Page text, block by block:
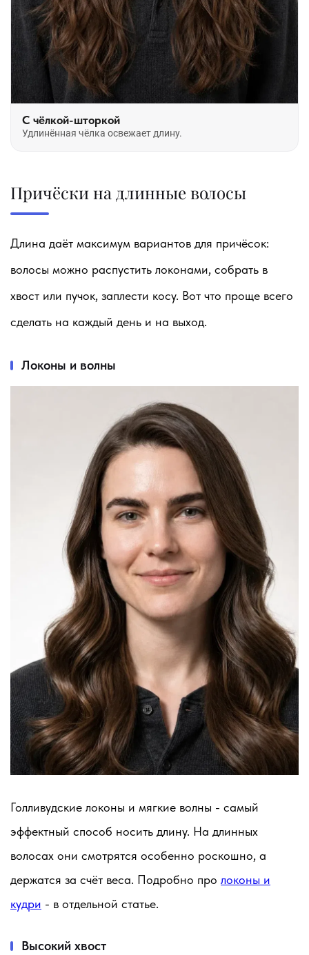
С чёлкой-шторкой
Удлинённая чёлка освежает длину.
Причёски на длинные волосы
Длина даёт максимум вариантов для причёсок:
волосы можно распустить локонами, собрать в
хвост или пучок, заплести косу. Вот что проще всего
сделать на каждый день и на выход.
Локоны и волны
Голливудские локоны и мягкие волны - самый
эффектный способ носить длину. На длинных
волосах они смотрятся особенно роскошно, а
держатся за счёт веса. Подробно про локоны и
кудри - в отдельной статье.
Высокий хвост